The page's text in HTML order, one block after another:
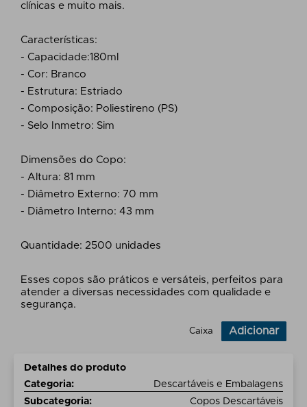
clínicas e muito mais.
Características:
- Capacidade:180ml
- Cor: Branco
- Estrutura: Estriado
- Composição: Poliestireno (PS)
- Selo Inmetro: Sim
Dimensões do Copo:
- Altura: 81 mm
- Diâmetro Externo: 70 mm
- Diâmetro Interno: 43 mm
Quantidade: 2500 unidades
Esses copos são práticos e versáteis, perfeitos para
atender a diversas necessidades com qualidade e
segurança.
Caixa Adicionar
Detalhes do produto
Categoria:
Descartáveis e Embalagens
Subcategoria:
Copos Descartáveis